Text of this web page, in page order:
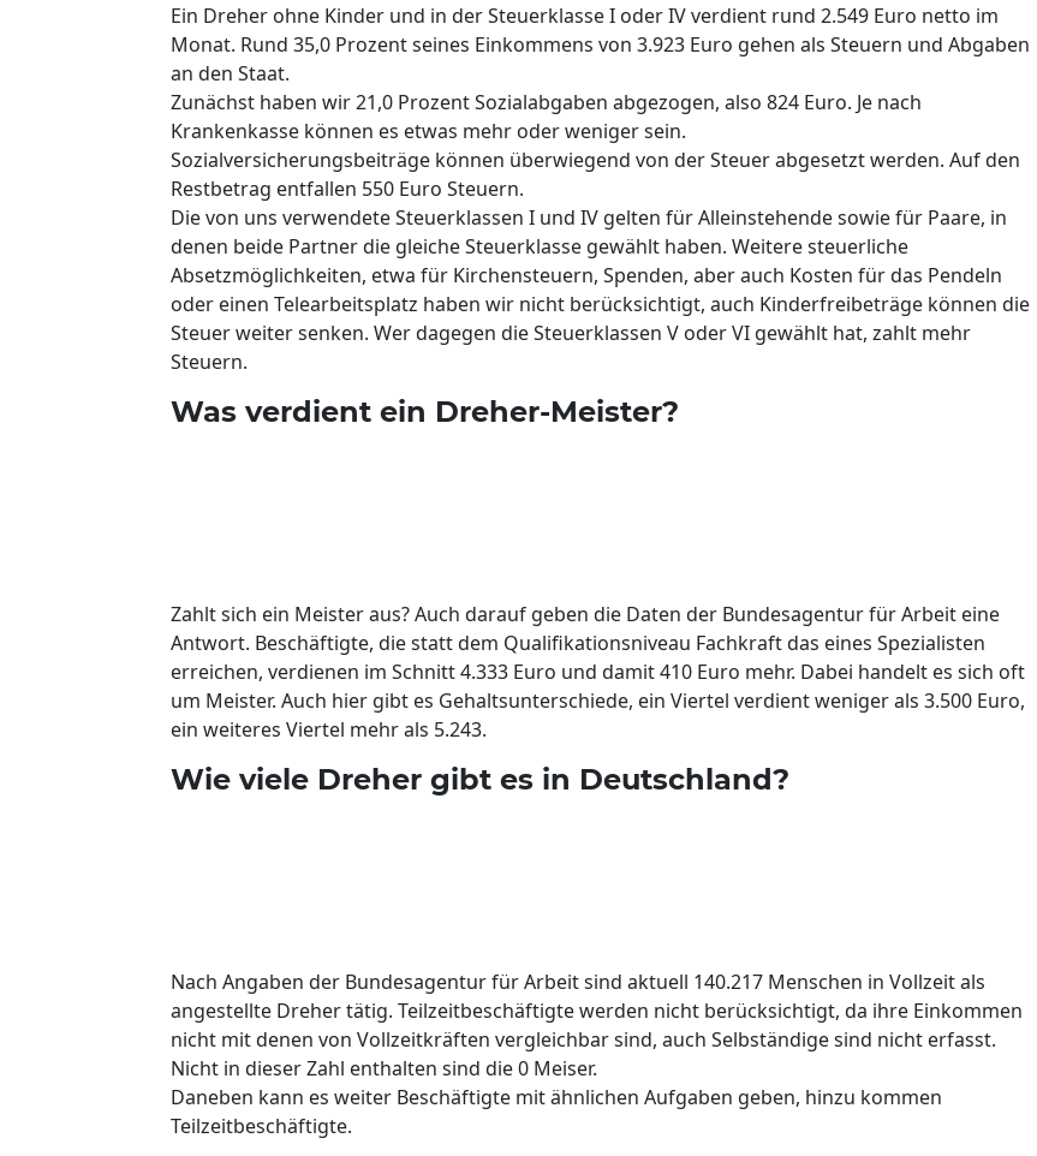
Ein Dreher ohne Kinder und in der Steuerklasse I oder IV verdient rund 2.549 Euro netto im
Monat. Rund 35,0 Prozent seines Einkommens von 3.923 Euro gehen als Steuern und Abgaben
an den Staat.
Zunächst haben wir 21,0 Prozent Sozialabgaben abgezogen, also 824 Euro. Je nach
Krankenkasse können es etwas mehr oder weniger sein.
Sozialversicherungsbeiträge können überwiegend von der Steuer abgesetzt werden. Auf den
Restbetrag entfallen 550 Euro Steuern.
Die von uns verwendete Steuerklassen I und IV gelten für Alleinstehende sowie für Paare, in
denen beide Partner die gleiche Steuerklasse gewählt haben. Weitere steuerliche
Absetzmöglichkeiten, etwa für Kirchensteuern, Spenden, aber auch Kosten für das Pendeln
oder einen Telearbeitsplatz haben wir nicht berücksichtigt, auch Kinderfreibeträge können die
Steuer weiter senken. Wer dagegen die Steuerklassen V oder VI gewählt hat, zahlt mehr
Steuern.
Was verdient ein Dreher-Meister?
Zahlt sich ein Meister aus? Auch darauf geben die Daten der Bundesagentur für Arbeit eine
Antwort. Beschäftigte, die statt dem Qualifikationsniveau Fachkraft das eines Spezialisten
erreichen, verdienen im Schnitt 4.333 Euro und damit 410 Euro mehr. Dabei handelt es sich oft
um Meister. Auch hier gibt es Gehaltsunterschiede, ein Viertel verdient weniger als 3.500 Euro,
ein weiteres Viertel mehr als 5.243.
Wie viele Dreher gibt es in Deutschland?
Nach Angaben der Bundesagentur für Arbeit sind aktuell 140.217 Menschen in Vollzeit als
angestellte Dreher tätig. Teilzeitbeschäftigte werden nicht berücksichtigt, da ihre Einkommen
nicht mit denen von Vollzeitkräften vergleichbar sind, auch Selbständige sind nicht erfasst.
Nicht in dieser Zahl enthalten sind die 0 Meiser.
Daneben kann es weiter Beschäftigte mit ähnlichen Aufgaben geben, hinzu kommen
Teilzeitbeschäftigte.